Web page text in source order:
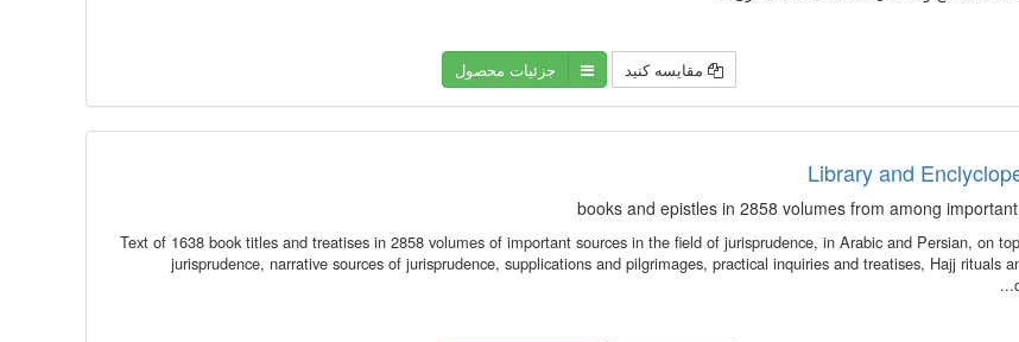
مقایسه کنید جزئیات محصول
Library and
Text of 1638 book titles and treatises in 2858 volumes of important sources in the field of jurisprudence, in Arabic and Persian, on
jurisprudence, narrative sources of jurisprudence, supplications and pilgrimages, practical inquiries and treatises, Hajj rituals